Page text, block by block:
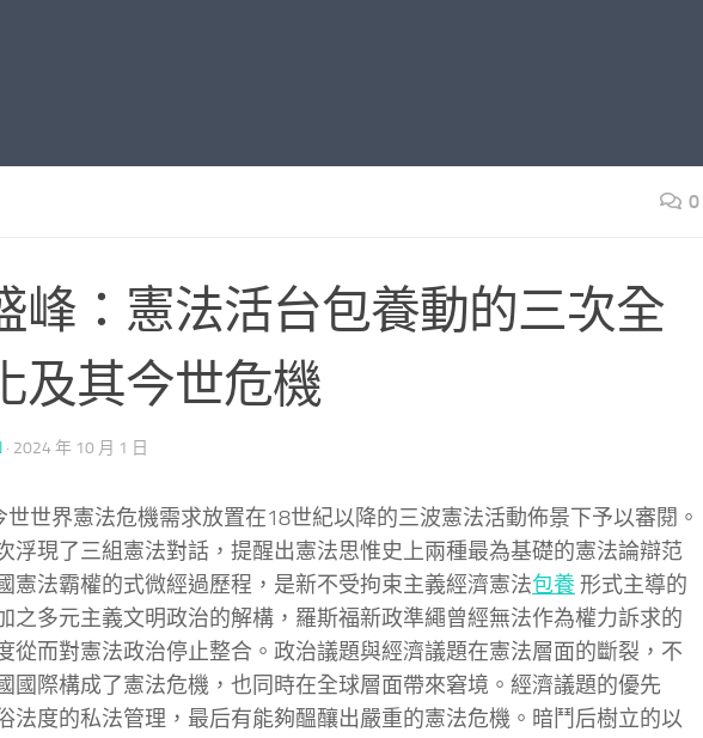
0
峰：憲法活台包養動的三次全
及其今世危機
· 2024 年 10 月 1 日
世界憲法危機需求放置在18世紀以降的三波憲法活動佈景下予以審閱。
浮現了三組憲法對話，提醒出憲法思惟史上兩種最為基礎的憲法論辯范
憲法霸權的式微經過歷程，是新不受拘束主義經濟憲法包養形式主導的
之多元主義文明政治的解構，羅斯福新政準繩曾經無法作為權力訴求的
從而對憲法政治停止整合。政治議題與經濟議題在憲法層面的斷裂，不
國際構成了憲法危機，也同時在全球層面帶來窘境。經濟議題的優先
法度的私法管理，最后有能夠醞釀出嚴重的憲法危機。暗鬥后樹立的以